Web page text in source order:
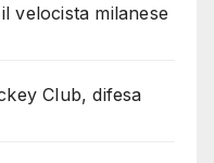
velocista milanese
Club, difesa